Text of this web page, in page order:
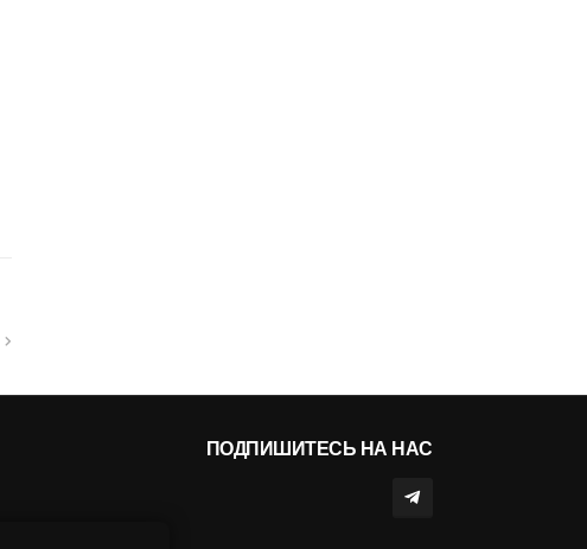
ПОДПИШИТЕСЬ НА НАС